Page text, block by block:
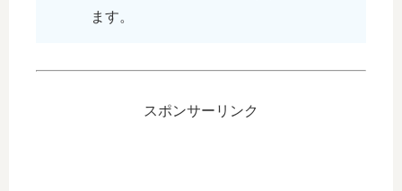
ます。
スポンサーリンク